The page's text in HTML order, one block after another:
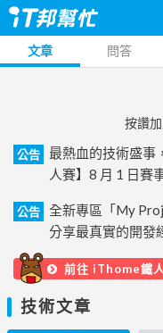
文章 問答
按讚
公告
最熱血的技術盛事
人賽】8 月 1 日賽
公告
全新專區「My
分享最真實的開發
前往 iThome鐵
技術文章